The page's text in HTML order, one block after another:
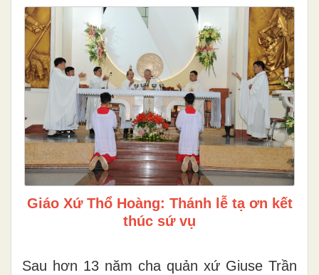
Giáo Xứ Thổ Hoàng: Thánh lễ tạ ơn kết
thúc sứ vụ
Sau hơn 13 năm cha quản xứ Giuse Trần